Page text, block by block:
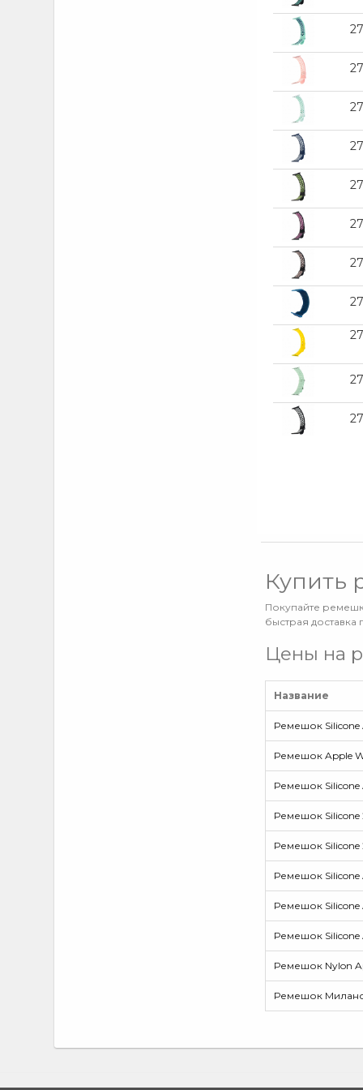
Купить
Покупайте
быстрая доставка
Цены на
Название
Ремешок Silicone
Ремешок Apple
Ремешок Silicone
Ремешок Silicone
Ремешок Silicone
Ремешок Silicone
Ремешок Silicone
Ремешок Silicone
Ремешок Nylon
Ремешок